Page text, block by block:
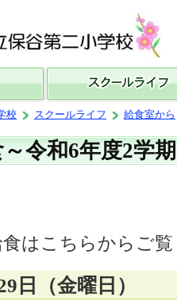
校 スクールライフ 給食室から
令和6年度2学
はこちらからご
日（金曜日）